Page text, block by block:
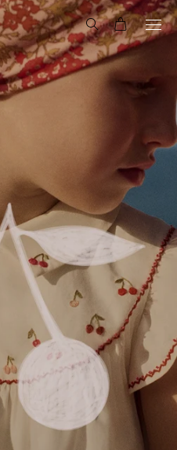
Recherche
Panier
archives